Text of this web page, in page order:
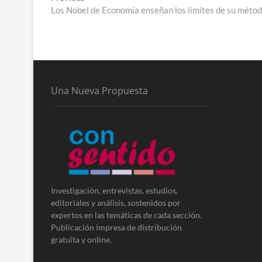
de
post:
Los Nobel de Economía enseñan los límites de su
Una Nueva Propuesta
Investigación, entrevistas, estudios,
editoriales y análisis, sostenidos por
expertos en las temáticas de cada sección.
Publicación impresa de distribución
gratuita y online.